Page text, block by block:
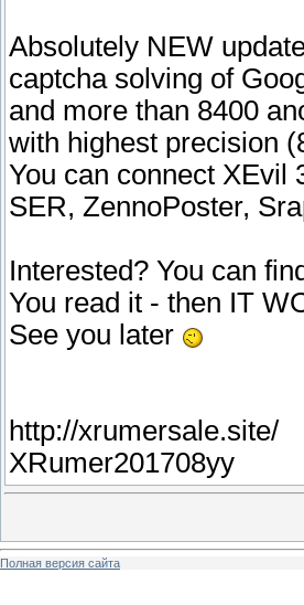
Absolutely NEW
captcha solving of
and more than 8400
with highest precision
You can connect XEvil
SER, ZennoPoster,
Interested? You can
You read it - then IT
See you later
http://xrumersale.site/
XRumer201708yy
Полная версия сайта